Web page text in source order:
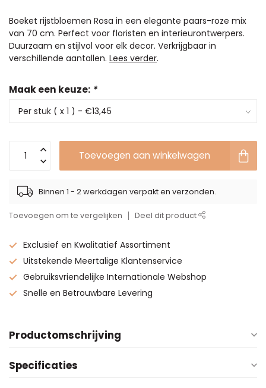
Boeket rijstbloemen Rosa in een elegante paars-roze mix
van 70 cm. Perfect voor floristen en interieurontwerpers.
Duurzaam en stijlvol voor elk decor. Verkrijgbaar in
verschillende aantallen. Lees verder.
Maak een keuze: *
Toevoegen aan winkelwagen
Binnen 1 - 2 werkdagen verpakt en verzonden.
Toevoegen om te vergelijken Deel dit product
Exclusief en Kwalitatief Assortiment
Uitstekende Meertalige Klantenservice
Gebruiksvriendelijke Internationale Webshop
Snelle en Betrouwbare Levering
Productomschrijving
Specificaties